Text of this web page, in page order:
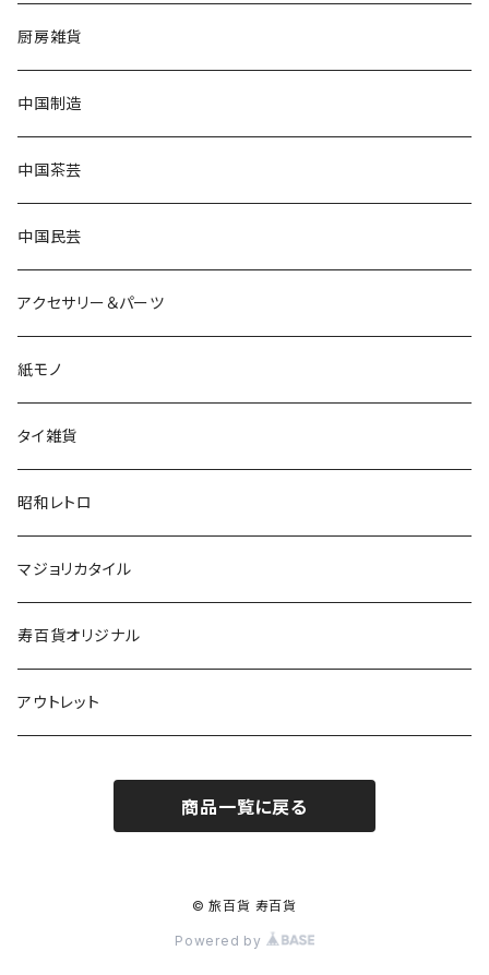
厨房雑貨
中国制造
中国茶芸
中国民芸
アクセサリー＆パーツ
紙モノ
タイ雑貨
昭和レトロ
マジョリカタイル
寿百貨オリジナル
アウトレット
商品一覧に戻る
© 旅百貨 寿百貨
Powered by